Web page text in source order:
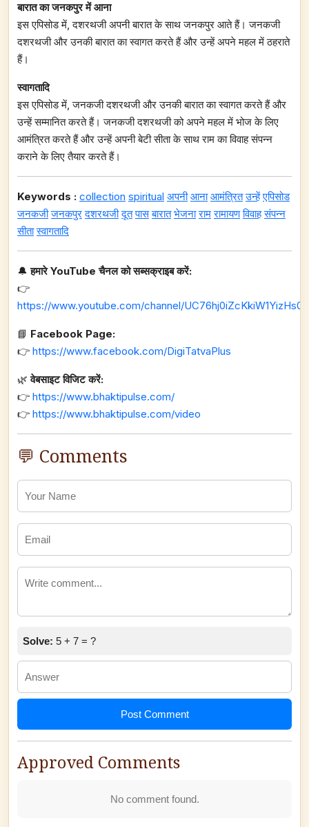
बारात का जनकपुर में आना
इस एपिसोड में, दशरथजी अपनी बारात के साथ जनकपुर आते हैं। जनकजी
दशरथजी और उनकी बारात का स्वागत करते हैं और उन्हें अपने महल में ठहराते
हैं।
स्वागतादि
इस एपिसोड में, जनकजी दशरथजी और उनकी बारात का स्वागत करते हैं और
उन्हें सम्मानित करते हैं। जनकजी दशरथजी को अपने महल में भोज के लिए
आमंत्रित करते हैं और उन्हें अपनी बेटी सीता के साथ राम का विवाह संपन्न
कराने के लिए तैयार करते हैं।
Keywords : collection spiritual अपनी आना आमंत्रित उन्हें एपिसोड
जनकजी जनकपुर दशरथजी दूत पास बारात भेजना राम रामायण विवाह संपन्न
सीता स्वागतादि
🔔हमारे YouTube चैनल को सब्सक्राइब करें:
👉
https://www.youtube.com/channel/
📘 Facebook Page:
👉 https://www.facebook.com/DigiTatvaPlus
🌿वेबसाइट विजिट करें:
👉 https://www.bhaktipulse.com/
👉 https://www.bhaktipulse.com/video
💬 Comments
Solve: 5 + 7 = ?
Post Comment
Approved Comments
No comment found.